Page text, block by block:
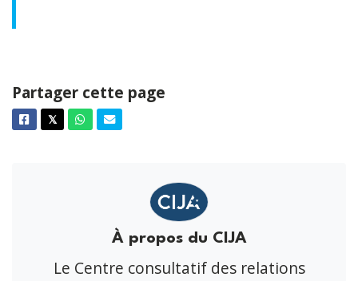
Partager cette page
Facebook
𝕏TwitterWhatsappCourriel
À propos du CIJA
Le Centre consultatif des relations